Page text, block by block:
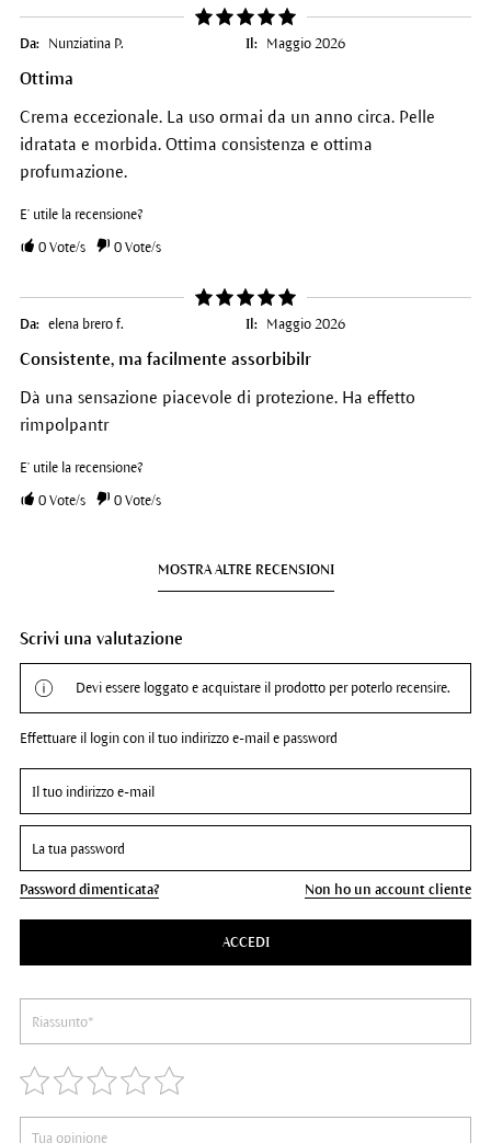
Da: Nunziatina P. Il: Maggio 2026
Ottima
Crema eccezionale. La uso ormai da un anno circa. Pelle
idratata e morbida. Ottima consistenza e ottima
profumazione.
E' utile la recensione?
0Vote/s 0Vote/s
Da: elena brero f. Il: Maggio 2026
Consistente, ma facilmente assorbibilr
Dà una sensazione piacevole di protezione. Ha effetto
rimpolpantr
E' utile la recensione?
0Vote/s 0Vote/s
MOSTRA ALTRE RECENSIONI
Scrivi una valutazione
Devi essere loggato e acquistare il prodotto per poterlo recensire.
Effettuare il login con il tuo indirizzo e-mail e password
Password dimenticata? Non ho un account cliente
ACCEDI